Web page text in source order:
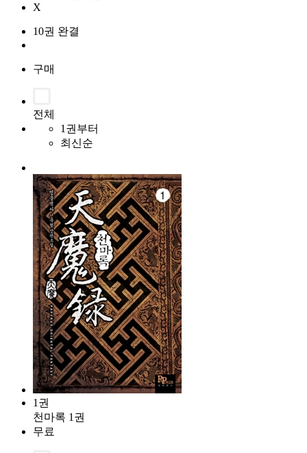
X
10권 완결
구매
전체
1권부터
최신순
1권
천마록 1권
무료